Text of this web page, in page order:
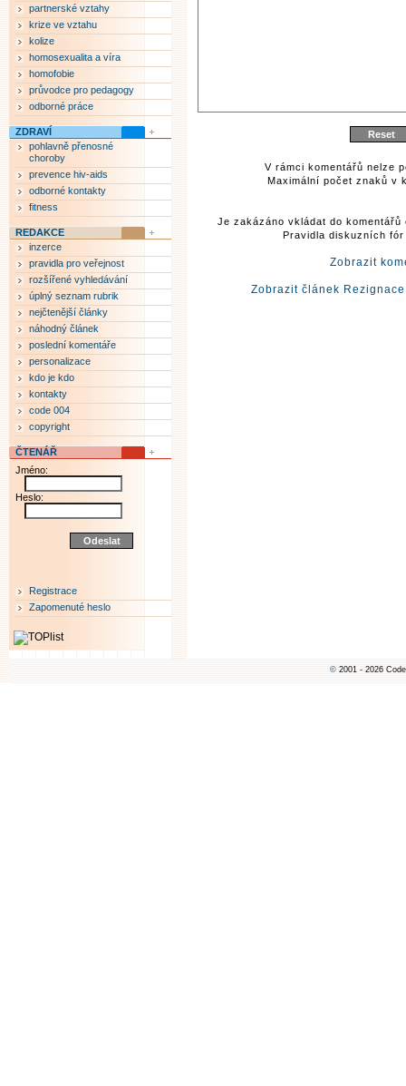
V rámci komentářů nelze
Maximální počet znaků v
Je zakázáno vkládat do
Pravidla diskuzních
Zobrazit
Zobrazit článek
partnerské vztahy
krize ve vztahu
kolize
homosexualita a víra
homofobie
průvodce pro pedagogy
odborné práce
ZDRAVÍ
pohlavně přenosné
choroby
prevence hiv-aids
odborné kontakty
fitness
REDAKCE
inzerce
pravidla pro veřejnost
rozšířené vyhledávání
úplný seznam rubrik
nejčtenější články
náhodný článek
poslední komentáře
personalizace
kdo je kdo
kontakty
code 004
copyright
ČTENÁŘ
Jméno:
Heslo:
Registrace
Zapomenuté heslo
© 2001 - 2026